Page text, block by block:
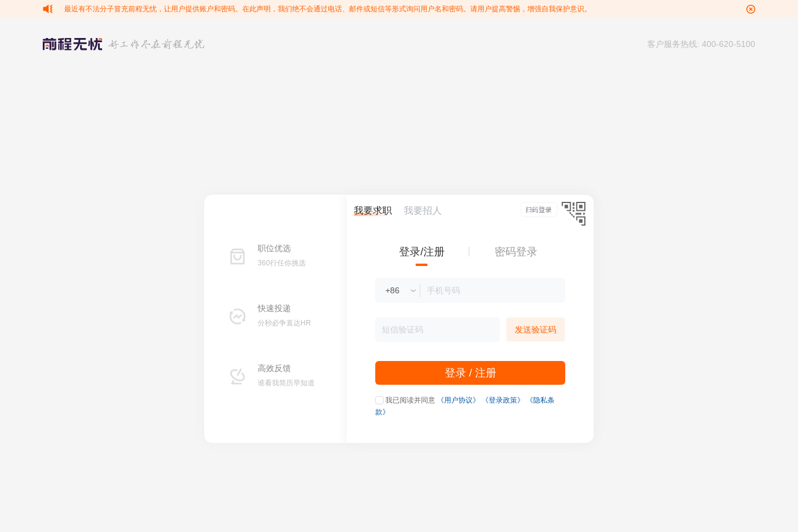
最近有不法分子冒充前程无忧，让用户提供账户和密码。在此声明，我们绝不会通过电话、邮件或短信等形式询问用户名和密码。请用户提高警惕，增强自我保护意识。
客户服务热线: 400-620-5100
职位优选
360行任你挑选
快速投递
分秒必争直达HR
高效反馈
谁看我简历早知道
我要求职 我要招人
登录/注册 密码登录
发送验证码
登录 / 注册
我已阅读并同意 《用户协议》 《登录政策》
《隐私条
款》